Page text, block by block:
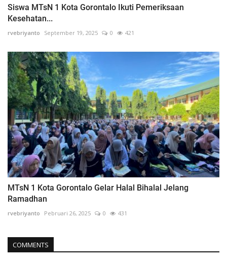
Siswa MTsN 1 Kota Gorontalo Ikuti Pemeriksaan
Kesehatan...
rvebriyanto September 19, 2025 0 421
MTsN 1 Kota Gorontalo Gelar Halal Bihalal Jelang
Ramadhan
rvebriyanto Pebruari 26, 2025 0 431
COMMENTS